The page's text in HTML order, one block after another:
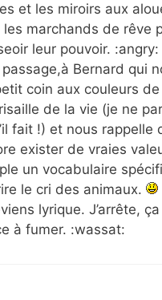
et les miroirs aux
les marchands de rêve
leur pouvoir. :angry:
Bernard qui
coin aux couleurs de
de la vie (je ne
fait !) et nous rappelle
exister de vraies
un vocabulaire
le cri des animaux.
lyrique. J’arrête, ça
à fumer. :wassat: